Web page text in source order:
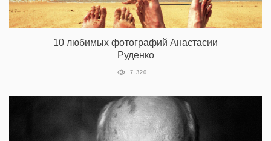
10 любимых фотографий Анастасии
Руденко
7 320